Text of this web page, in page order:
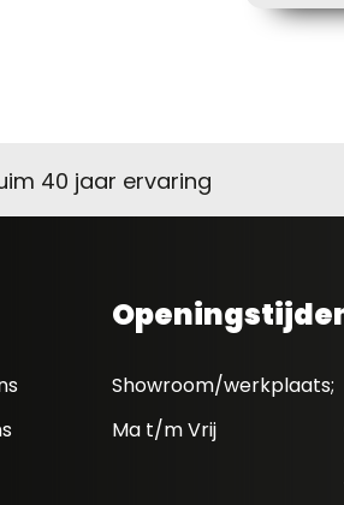
40 jaar ervaring
Showroom/werkplaats;
Ma t/m Vrij